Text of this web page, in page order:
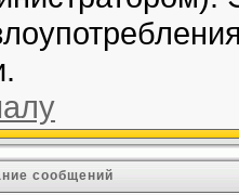
сообщений